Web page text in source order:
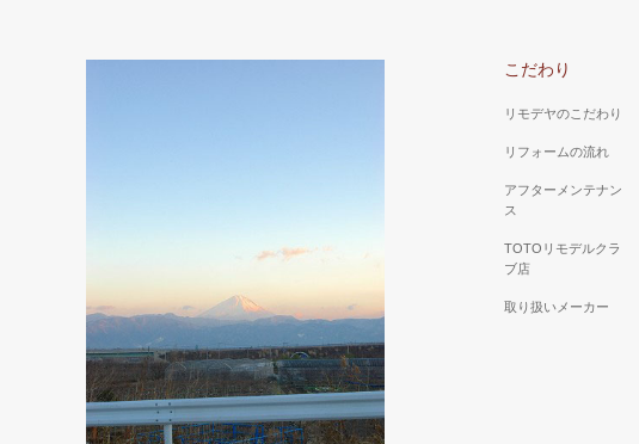
こだわり
リモデヤのこだわり
リフォームの流れ
アフターメンテナン
ス
TOTOリモデルクラ
ブ店
取り扱いメーカー